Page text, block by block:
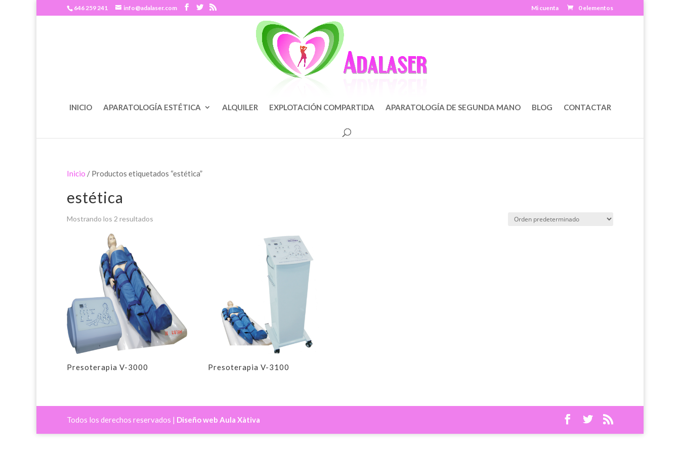
646 259 241 info@adalaser.com Mi cuenta 0 elementos
INICIO APARATOLOGÍA ESTÉTICA ALQUILER EXPLOTACIÓN COMPARTIDA APARATOLOGÍA DE SEGUNDA MANO BLOG CONTACTAR
Inicio / Productos etiquetados “estética”
estética
Mostrando los 2 resultados
Presoterapia V-3000 Presoterapia V-3100
Todos los derechos reservados | Diseño web Aula Xàtiva